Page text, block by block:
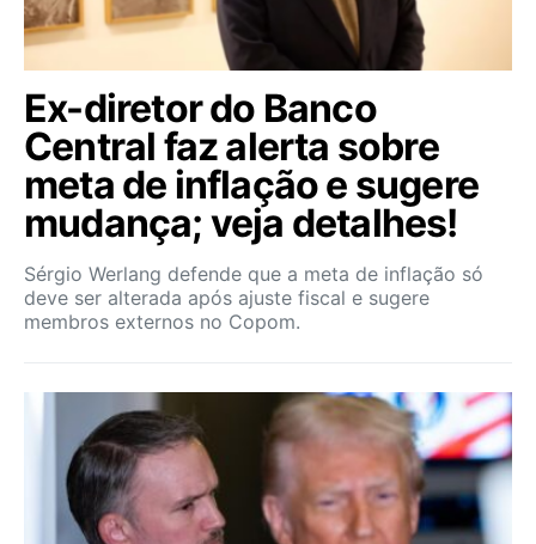
Ex-diretor do Banco
Central faz alerta sobre
meta de inflação e sugere
mudança; veja detalhes!
Sérgio Werlang defende que a meta de inflação só
deve ser alterada após ajuste fiscal e sugere
membros externos no Copom.